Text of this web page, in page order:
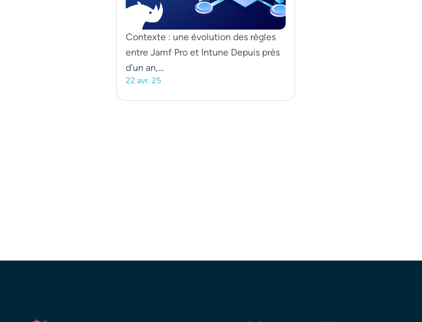
Contexte : une évolution des règles
entre Jamf Pro et Intune Depuis près
d’un an,...
22 avr. 25